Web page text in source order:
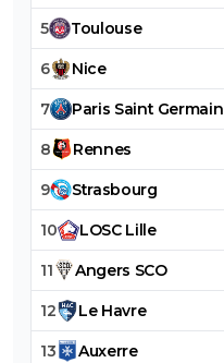
5 Toulouse
6 Nice
7 Paris Saint Germain
8 Rennes
9 Strasbourg
10 LOSC Lille
11 Angers SCO
12 Le Havre
13 Auxerre